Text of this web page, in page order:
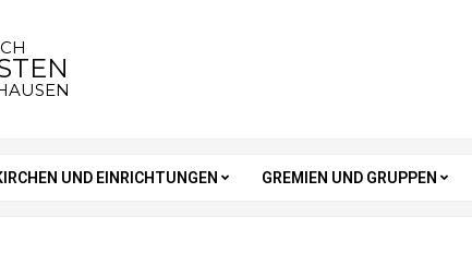
UND EINRICHTUNGEN GREMIEN UND GRUPPEN